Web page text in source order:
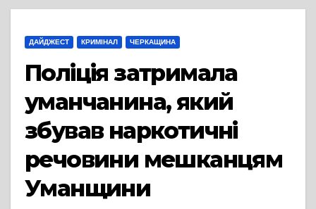
ДАЙДЖЕСТ КРИМІНАЛ ЧЕРКАЩИНА
Поліція затримала
уманчанина, який
збував наркотичні
речовини мешканцям
Уманщини